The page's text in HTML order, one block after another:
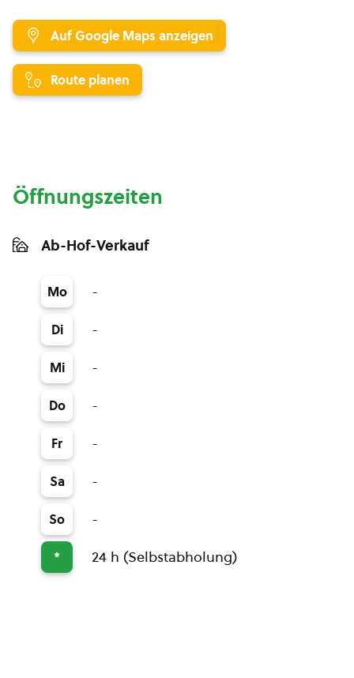
Auf Google Maps anzeigen
Route planen
Öffnungszeiten
Ab-Hof-Verkauf
Mo -
Di -
Mi -
Do -
Fr -
Sa -
So -
* 24 h (Selbstabholung)